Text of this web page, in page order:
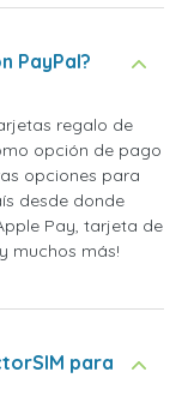
PayPal?
regalo de
opción de pago
opciones para
desde donde
Pay, tarjeta de
muchos más!
para